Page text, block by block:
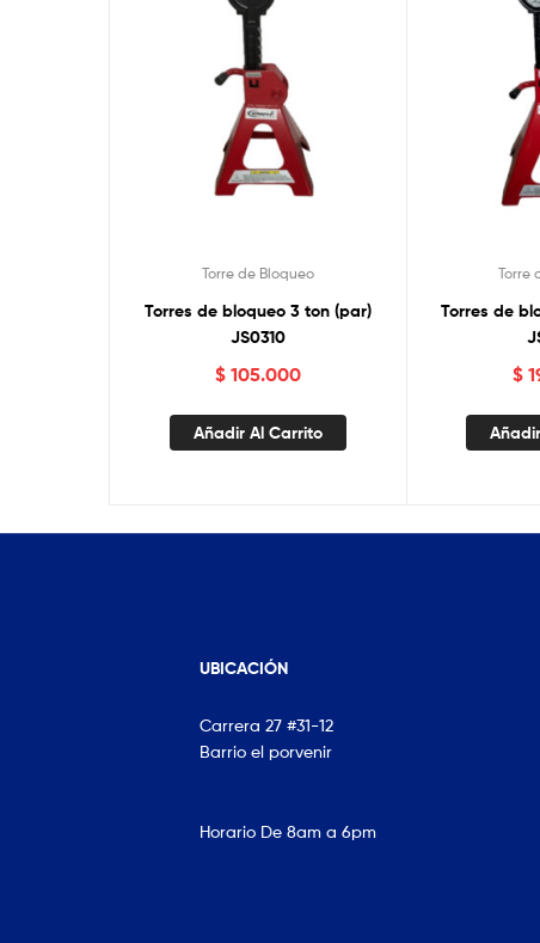
Torre de Bloqueo
Torres de bloqueo 3 ton (par)
JS0310
$105.000
Añadir Al Carrito
Torre
Torres de
$
UBICACIÓN
Carrera 27 #31-12
Barrio el porvenir
Horario De 8am a 6pm